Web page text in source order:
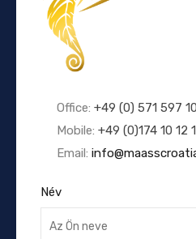
Office: +49 (0) 571 597
Mobile: +49 (0)174 10 12
Email:
Név